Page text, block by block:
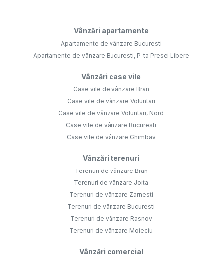
Vânzări apartamente
Apartamente de vânzare Bucuresti
Apartamente de vânzare Bucuresti, P-ta Presei Libere
Vânzări case vile
Case vile de vânzare Bran
Case vile de vânzare Voluntari
Case vile de vânzare Voluntari, Nord
Case vile de vânzare Bucuresti
Case vile de vânzare Ghimbav
Vânzări terenuri
Terenuri de vânzare Bran
Terenuri de vânzare Joita
Terenuri de vânzare Zarnesti
Terenuri de vânzare Bucuresti
Terenuri de vânzare Rasnov
Terenuri de vânzare Moieciu
Vânzări comercial